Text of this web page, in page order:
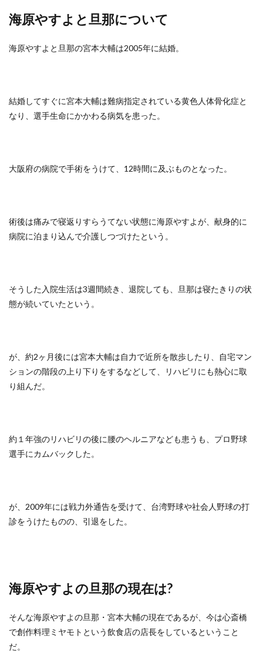
海原やすよと旦那について
海原やすよと旦那の宮本大輔は2005年に結婚。
結婚してすぐに宮本大輔は難病指定されている黄色人体骨化症と
なり、選手生命にかかわる病気を患った。
大阪府の病院で手術をうけて、12時間に及ぶものとなった。
術後は痛みで寝返りすらうてない状態に海原やすよが、献身的に
病院に泊まり込んで介護しつづけたという。
そうした入院生活は3週間続き、退院しても、旦那は寝たきりの状
態が続いていたという。
が、約2ヶ月後には宮本大輔は自力で近所を散歩したり、自宅マン
ションの階段の上り下りをするなどして、リハビリにも熱心に取
り組んだ。
約１年強のリハビリの後に腰のヘルニアなども患うも、プロ野球
選手にカムバックした。
が、2009年には戦力外通告を受けて、台湾野球や社会人野球の打
診をうけたものの、引退をした。
海原やすよの旦那の現在は?
そんな海原やすよの旦那・宮本大輔の現在であるが、今は心斎橋
で創作料理ミヤモトという飲食店の店長をしているということ
だ。